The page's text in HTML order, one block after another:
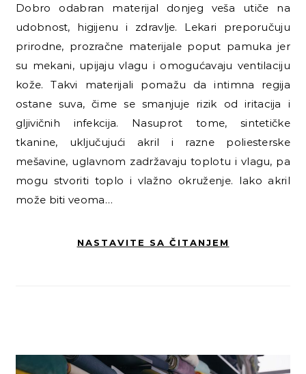
Dobro odabran materijal donjeg veša utiče na
udobnost, higijenu i zdravlje. Lekari preporučuju
prirodne, prozračne materijale poput pamuka jer
su mekani, upijaju vlagu i omogućavaju ventilaciju
kože. Takvi materijali pomažu da intimna regija
ostane suva, čime se smanjuje rizik od iritacija i
gljivičnih infekcija. Nasuprot tome, sintetičke
tkanine, uključujući akril i razne poliesterske
mešavine, uglavnom zadržavaju toplotu i vlagu, pa
mogu stvoriti toplo i vlažno okruženje. Iako akril
može biti veoma…
NASTAVITE SA ČITANJEM